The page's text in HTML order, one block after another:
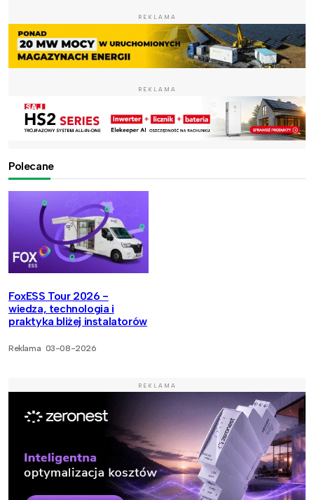
REKLAMA
REKLAMA
Polecane
FoxESS Tour 2026 -
wiedza, technologia i
praktyka bliżej instalatorów
Reklama 03-08-2026
REKLAMA